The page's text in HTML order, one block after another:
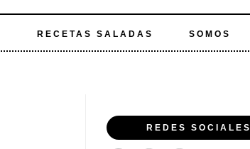
RECETAS SALADAS SOMOS
REDES SOCIALES